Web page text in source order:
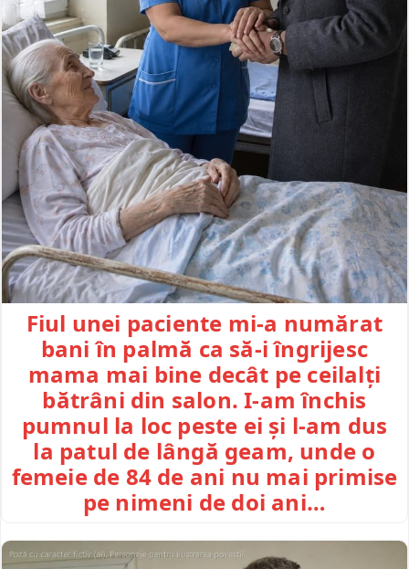
Fiul unei paciente mi-a numărat
bani în palmă ca să-i îngrijesc
mama mai bine decât pe ceilalți
bătrâni din salon. I-am închis
pumnul la loc peste ei și l-am dus
la patul de lângă geam, unde o
femeie de 84 de ani nu mai primise
pe nimeni de doi ani…